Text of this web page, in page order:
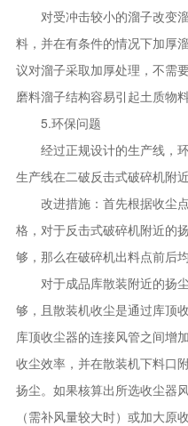
对受冲击较小的溜子改变溜
料，并在有条件的情况下加厚
议对溜子采取加厚处理，不需
磨料溜子结构容易引起土质物
5.环保问题
经过正规设计的生产线，环
生产线在二破反击式破碎机附
改进措施：首先根据收尘点
格，对于反击式破碎机附近的
够，那么在破碎机出料点前后
对于成品库散装附近的扬尘
够，且散装机收尘是通过库顶
库顶收尘器的连接风管之间增
收尘效率，并在散装机下料口
扬尘。如果核算出所选收尘器
（需补风量较大时）或加大